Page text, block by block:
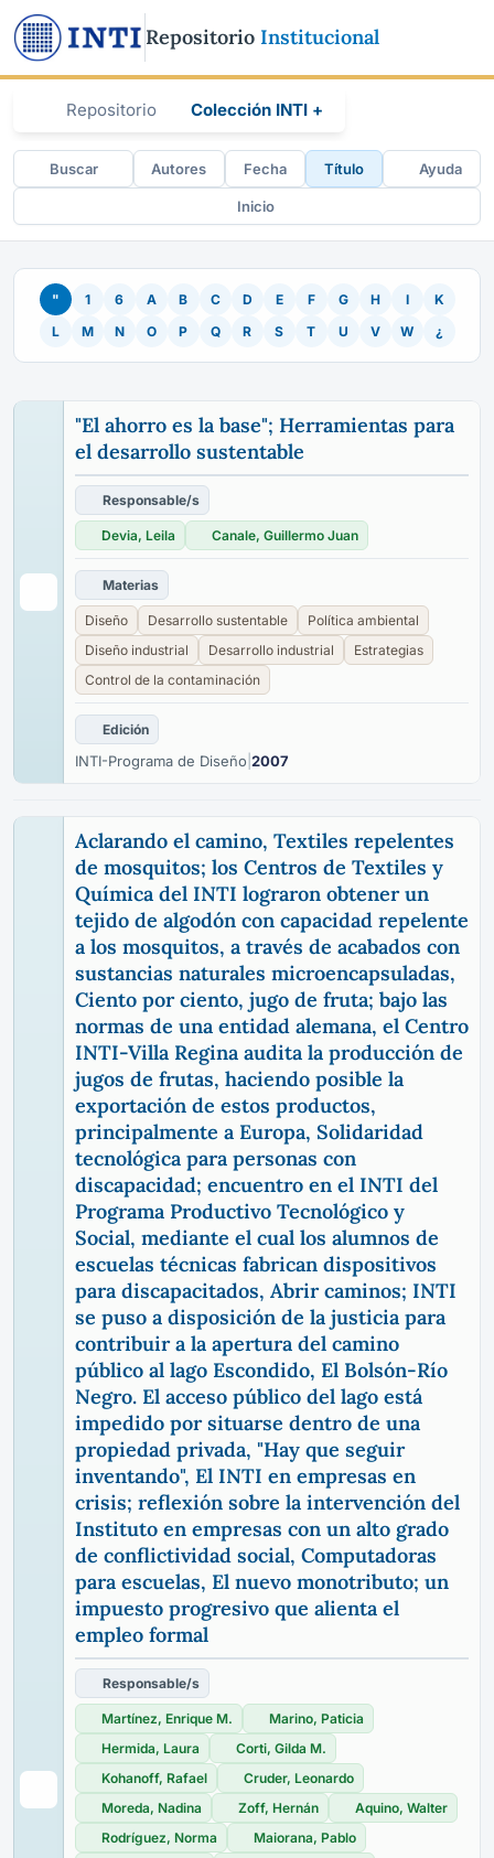
Repositorio Institucional
Repositorio Colección INTI +
Buscar Autores Fecha Título Ayuda
Inicio
" 1 6 A B C D E F G H I
K
L
M N O P Q R S T U V W ¿
"El ahorro es la base"; Herramientas para
el desarrollo sustentable
Responsable/s
Devia, Leila Canale, Guillermo Juan
Materias
Diseño Desarrollo sustentable
Política ambiental
Diseño industrial
Desarrollo industrial
Estrategias
Control de la contaminación
Edición
INTI-Programa de Diseño 2007
Aclarando el camino, Textiles repelentes
de mosquitos; los Centros de Textiles y
Química del INTI lograron obtener un
tejido de algodón con capacidad repelente
a los mosquitos, a través de acabados con
sustancias naturales microencapsuladas,
Ciento por ciento, jugo de fruta; bajo las
normas de una entidad alemana, el Centro
INTI-Villa Regina audita la producción de
jugos de frutas, haciendo posible la
exportación de estos productos,
principalmente a Europa, Solidaridad
tecnológica para personas con
discapacidad; encuentro en el INTI del
Programa Productivo Tecnológico y
Social, mediante el cual los alumnos de
escuelas técnicas fabrican dispositivos
para discapacitados, Abrir caminos; INTI
se puso a disposición de la justicia para
contribuir a la apertura del camino
público al lago Escondido, El Bolsón-Río
Negro. El acceso público del lago está
impedido por situarse dentro de una
propiedad privada, "Hay que seguir
inventando", El INTI en empresas en
crisis; reflexión sobre la intervención del
Instituto en empresas con un alto grado
de conflictividad social, Computadoras
para escuelas, El nuevo monotributo; un
impuesto progresivo que alienta el
empleo formal
Responsable/s
Martínez, Enrique M.
Marino, Paticia
Hermida, Laura
Corti, Gilda M.
Kohanoff, Rafael
Cruder, Leonardo
Moreda, Nadina
Zoff, Hernán
Aquino, Walter
Rodríguez, Norma
Maiorana, Pablo